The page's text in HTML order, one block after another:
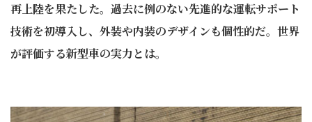
再上陸を果たした。過去に例のない先進的な運転サポート
技術を初導入し、外装や内装のデザインも個性的だ。世界
が評価する新型車の実力とは。